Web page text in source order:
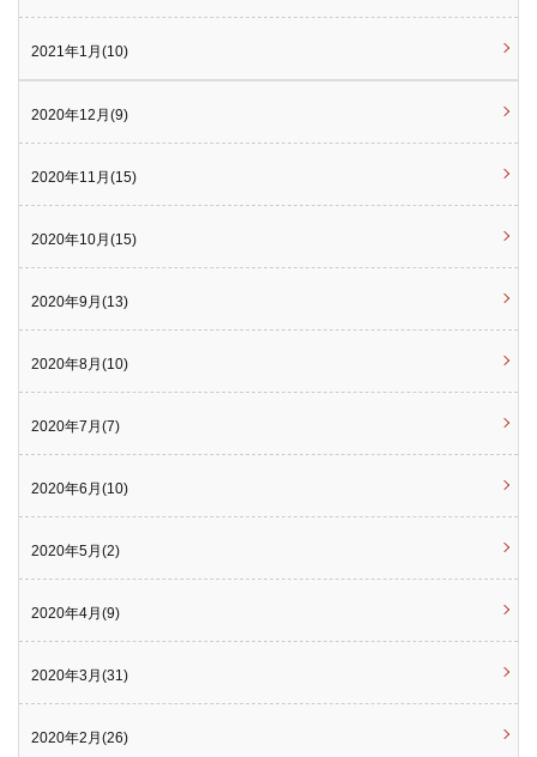
2021年1月(10)
2020年12月(9)
2020年11月(15)
2020年10月(15)
2020年9月(13)
2020年8月(10)
2020年7月(7)
2020年6月(10)
2020年5月(2)
2020年4月(9)
2020年3月(31)
2020年2月(26)